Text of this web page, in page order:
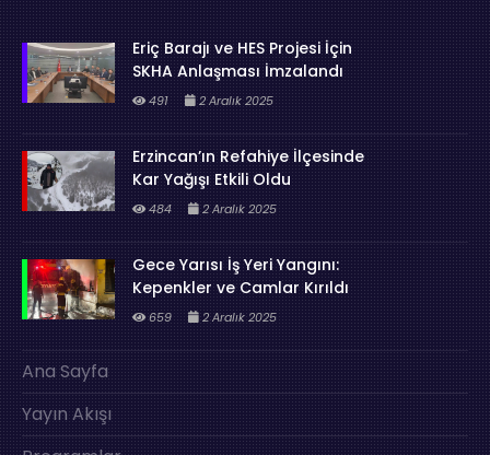
Eriç Barajı ve HES Projesi İçin
SKHA Anlaşması İmzalandı
491 2 Aralık 2025
Erzincan’ın Refahiye İlçesinde
Kar Yağışı Etkili Oldu
484 2 Aralık 2025
Gece Yarısı İş Yeri Yangını:
Kepenkler ve Camlar Kırıldı
659 2 Aralık 2025
Ana Sayfa
Yayın Akışı